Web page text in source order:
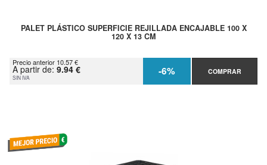
PALET PLÁSTICO SUPERFICIE REJILLADA ENCAJABLE 100 X
120 X 13 CM
Precio anterior 10.57 €
A partir de: 9.94 €
SIN IVA -6% COMPRAR